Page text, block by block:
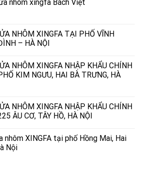
nhôm xingfa Bách Việt
NHÔM XINGFA TẠI PHỐ VĨNH
– HÀ NỘI
NHÔM XINGFA NHẬP KHẨU CHÍNH
KIM NGƯU, HAI BÀ TRƯNG, HÀ
NHÔM XINGFA NHẬP KHẨU CHÍNH
ÂU CƠ, TÂY HỒ, HÀ NỘI
nhôm XINGFA tại phố Hồng Mai, Hai
Nội